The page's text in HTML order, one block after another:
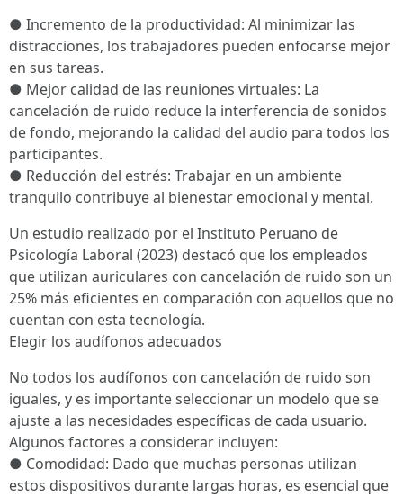
● Incremento de la productividad: Al minimizar las
distracciones, los trabajadores pueden enfocarse mejor
en sus tareas.
● Mejor calidad de las reuniones virtuales: La
cancelación de ruido reduce la interferencia de sonidos
de fondo, mejorando la calidad del audio para todos los
participantes.
● Reducción del estrés: Trabajar en un ambiente
tranquilo contribuye al bienestar emocional y mental.
Un estudio realizado por el Instituto Peruano de
Psicología Laboral (2023) destacó que los empleados
que utilizan auriculares con cancelación de ruido son un
25% más eficientes en comparación con aquellos que no
cuentan con esta tecnología.
Elegir los audífonos adecuados
No todos los audífonos con cancelación de ruido son
iguales, y es importante seleccionar un modelo que se
ajuste a las necesidades específicas de cada usuario.
Algunos factores a considerar incluyen:
● Comodidad: Dado que muchas personas utilizan
estos dispositivos durante largas horas, es esencial que